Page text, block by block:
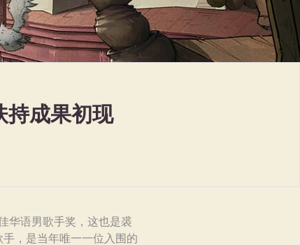
持成果初现
华语男歌手奖，这也是裘
，是当年唯一一位入围的